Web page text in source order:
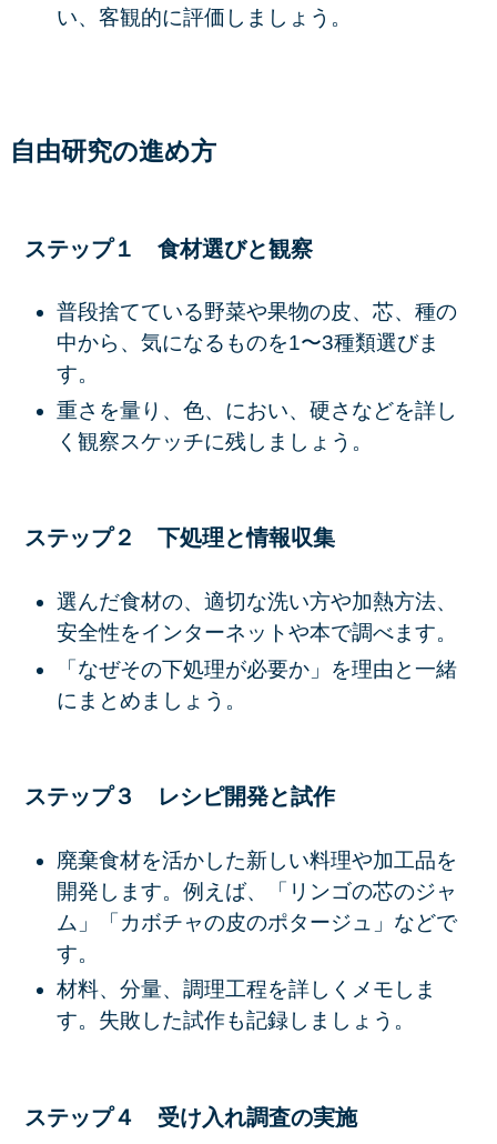
い、客観的に評価しましょう。
自由研究の進め方
ステップ１ 食材選びと観察
普段捨てている野菜や果物の皮、芯、種の
中から、気になるものを1〜3種類選びま
す。
重さを量り、色、におい、硬さなどを詳し
く観察スケッチに残しましょう。
ステップ２ 下処理と情報収集
選んだ食材の、適切な洗い方や加熱方法、
安全性をインターネットや本で調べます。
「なぜその下処理が必要か」を理由と一緒
にまとめましょう。
ステップ３ レシピ開発と試作
廃棄食材を活かした新しい料理や加工品を
開発します。例えば、「リンゴの芯のジャ
ム」「カボチャの皮のポタージュ」などで
す。
材料、分量、調理工程を詳しくメモしま
す。失敗した試作も記録しましょう。
ステップ４ 受け入れ調査の実施